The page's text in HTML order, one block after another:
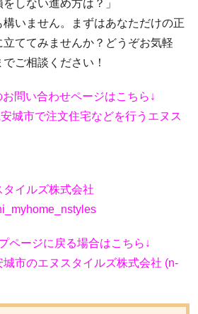
しない進め方は？」
いません。まずはあなただけの正
立ててみませんか？どうぞお気軽
ご相談ください！
問い合わせページはこちら↓
城市で注文住宅などを行うエヌス
イルズ株式会社
ページに戻る場合はこちら↓
市のエヌスタイルズ株式会社 (n-